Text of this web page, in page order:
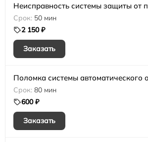
Неисправность системы защиты от
50 мин
2 150 ₽
Заказать
Поломка системы автоматического
80 мин
600 ₽
Заказать